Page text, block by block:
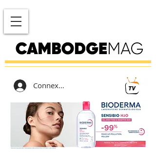
Connexion